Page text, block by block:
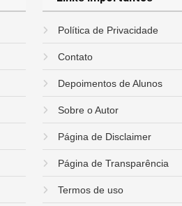
Política de Privacidade
Contato
Depoimentos de Alunos
Sobre o Autor
Página de Disclaimer
Página de Transparência
Termos de uso